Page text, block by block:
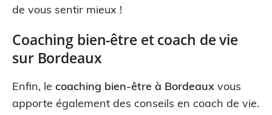
de vous sentir mieux !
Coaching bien-être et coach de vie
sur Bordeaux
Enfin, le coaching bien-être à Bordeaux vous
apporte également des conseils en coach de vie.